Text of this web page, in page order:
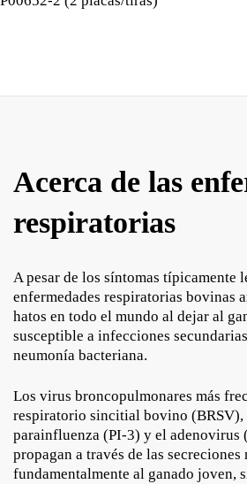
Acerca de las
respiratorias
A pesar de los síntomas típicamente
enfermedades respiratorias bovinas
hatos en todo el mundo al dejar al
susceptible a infecciones
neumonía bacteriana.
Los virus broncopulmonares más
respiratorio sincitial bovino (BRSV),
parainfluenza (PI-3) y el adenovirus
propagan a través de las secreciones
fundamentalmente al ganado joven,